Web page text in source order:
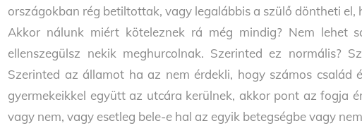
országokban rég betiltottak, vagy legalábbis a szülő döntheti el,
Akkor nálunk miért köteleznek rá még mindig? Nem lehet
ellenszegülsz nekik meghurcolnak. Szerinted ez normális?
Szerinted az államot ha az nem érdekli, hogy számos család
gyermekeikkel együtt az utcára kerülnek, akkor pont az fogja
vagy nem, vagy esetleg bele-e hal az egyik betegségbe vagy